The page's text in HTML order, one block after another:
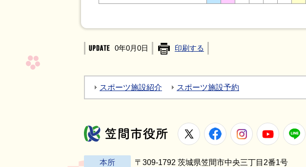
0年0月0日 印刷する
スポーツ施設紹介 スポーツ施設予約
笠間市役所
X FacebookInstagramYoutube
本所 〒309-1792 茨城県笠間市中央三丁目2番1号